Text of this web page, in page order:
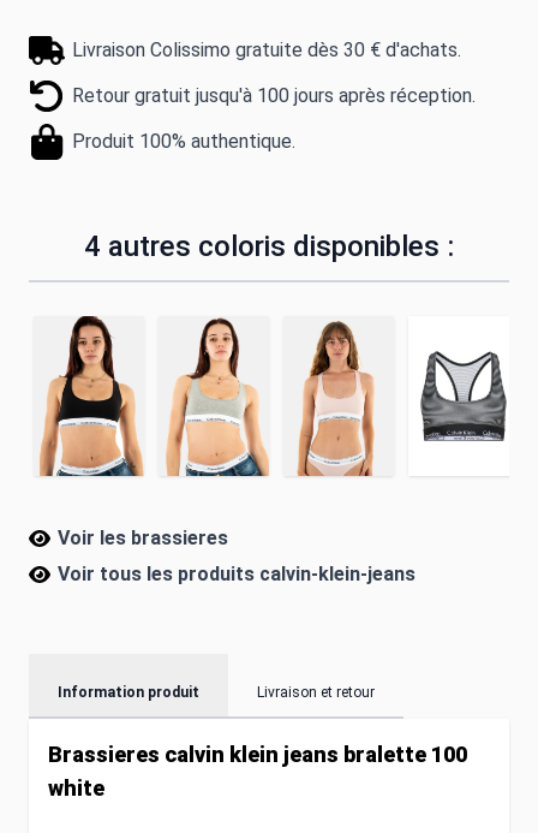
Livraison Colissimo gratuite dès 30 € d'achats.
Retour gratuit jusqu'à 100 jours après réception.
Produit 100% authentique.
4 autres coloris disponibles :
Voir les brassieres
Voir tous les produits calvin-klein-jeans
Information produit Livraison et retour
Brassieres calvin klein jeans bralette 100
white